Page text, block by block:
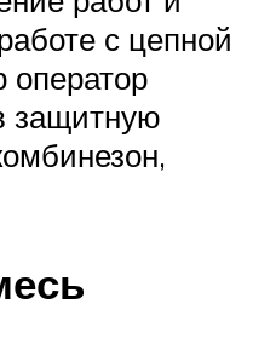
с цепной
оператор
защитную